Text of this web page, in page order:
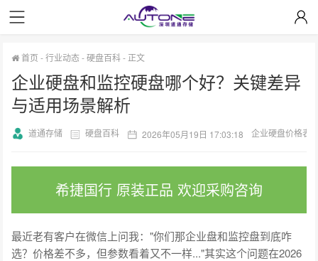
首页 -行业动态-硬盘百科- 正文
企业硬盘和监控硬盘哪个好？关键差异
与适用场景解析
道通存储 硬盘百科 2026年05月19日 17:03:18 企业硬盘价格表
希捷国行 原装正品 欢迎采购咨询
最近老有客户在微信上问我："你们那企业盘和监控盘到底咋
选？价格差不多，但参数看着又不一样..."其实这个问题在2026